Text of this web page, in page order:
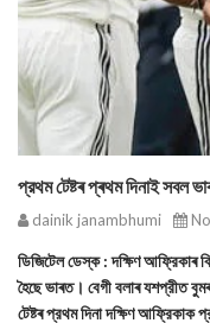
প্রথম টেষ্টৰ প্ৰথম দিনাই সবল
dainik janambhumi
ডিজিটেল ডেস্ক : দক্ষিণ আফ্রিকাৰ
হৈছে ভাৰত। বেগী বলাৰ যশপ্রীত
টেষ্টৰ প্রথম দিনা দক্ষিণ আফ্রিকাক